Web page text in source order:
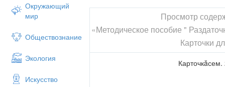
Окружающий
мир
Обществознание
Экология
Искусство
Просмотр
«Методическое пособие "
Карточки